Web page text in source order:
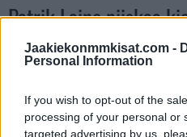
Jaakiekonmmkisat.com -
Personal Information
If you wish to opt-out of the
processing of your personal or
targeted advertising by us,
Patrik Laine piiskaa
reppuun
Jos twiitti ei näy laitteellasi